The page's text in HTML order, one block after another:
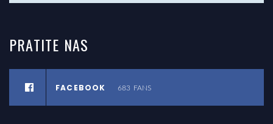
PRATITE NAS
FACEBOOK 683 FANS